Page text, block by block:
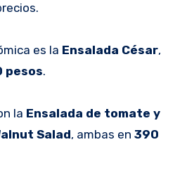
es la Ensalada César,
pesos.
la Ensalada de tomate y
Salad, ambas en 390